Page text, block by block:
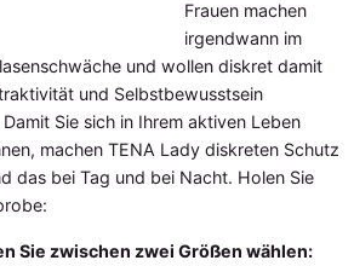
Frauen machen
irgendwann im
und wollen diskret damit
und Selbstbewusstsein
Sie sich in Ihrem aktiven Leben
machen TENA Lady diskreten Schutz
das bei Tag und bei Nacht. Holen Sie
Sie zwischen zwei Größen wählen: